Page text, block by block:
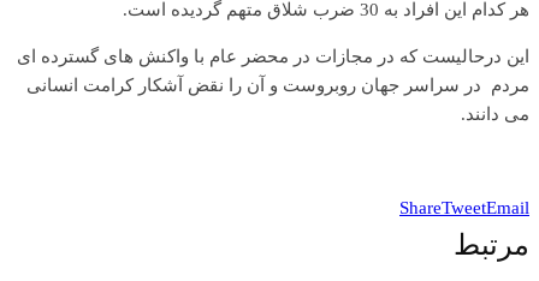
هر کدام این افراد به 30 ضرب شلاق متهم گردیده است.
این درحالیست که در مجازات در محضر عام با واکنش های گسترده ای
مردم در سراسر جهان روبروست و آن را نقض آشکار کرامت انسانی
می دانند.
ShareTweetEmail
مرتبط